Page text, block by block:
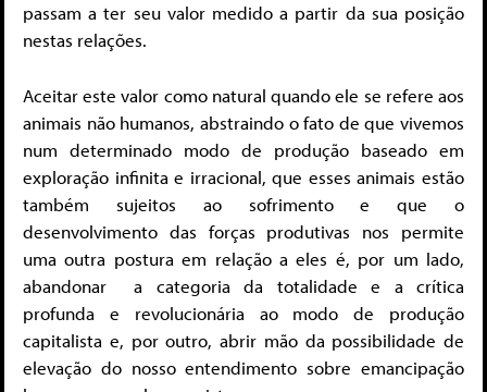
passam a ter seu valor medido a partir da sua posição
nestas relações.
Aceitar este valor como natural quando ele se refere aos
animais não humanos, abstraindo o fato de que vivemos
num determinado modo de produção baseado em
exploração infinita e irracional, que esses animais estão
também sujeitos ao sofrimento e que o
desenvolvimento das forças produtivas nos permite
uma outra postura em relação a eles é, por um lado,
abandonar a categoria da totalidade e a crítica
profunda e revolucionária ao modo de produção
capitalista e, por outro, abrir mão da possibilidade de
elevação do nosso entendimento sobre emancipação